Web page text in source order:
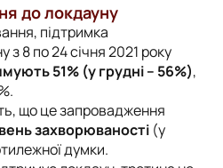
до локдауну
підтримка
8 по 24 січня 2021 року
51% (у грудні – 56%),
що це запровадження
захворюваності (у
думки.